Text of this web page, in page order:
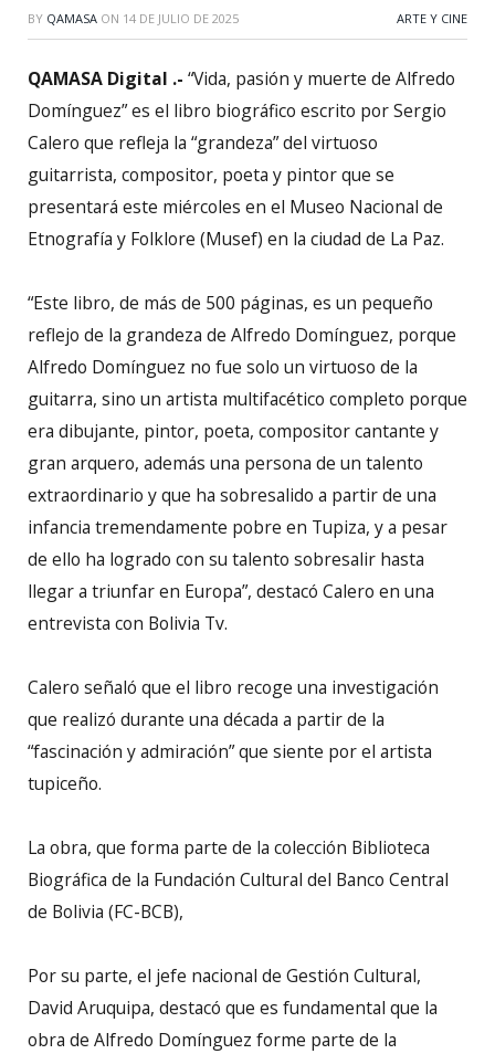
BY QAMASA ON 14 DE JULIO DE 2025 ARTE Y CINE
QAMASA Digital .- “Vida, pasión y muerte de Alfredo
Domínguez” es el libro biográfico escrito por Sergio
Calero que refleja la “grandeza” del virtuoso
guitarrista, compositor, poeta y pintor que se
presentará este miércoles en el Museo Nacional de
Etnografía y Folklore (Musef) en la ciudad de La Paz.
“Este libro, de más de 500 páginas, es un pequeño
reflejo de la grandeza de Alfredo Domínguez, porque
Alfredo Domínguez no fue solo un virtuoso de la
guitarra, sino un artista multifacético completo porque
era dibujante, pintor, poeta, compositor cantante y
gran arquero, además una persona de un talento
extraordinario y que ha sobresalido a partir de una
infancia tremendamente pobre en Tupiza, y a pesar
de ello ha logrado con su talento sobresalir hasta
llegar a triunfar en Europa”, destacó Calero en una
entrevista con Bolivia Tv.
Calero señaló que el libro recoge una investigación
que realizó durante una década a partir de la
“fascinación y admiración” que siente por el artista
tupiceño.
La obra, que forma parte de la colección Biblioteca
Biográfica de la Fundación Cultural del Banco Central
de Bolivia (FC-BCB),
Por su parte, el jefe nacional de Gestión Cultural,
David Aruquipa, destacó que es fundamental que la
obra de Alfredo Domínguez forme parte de la